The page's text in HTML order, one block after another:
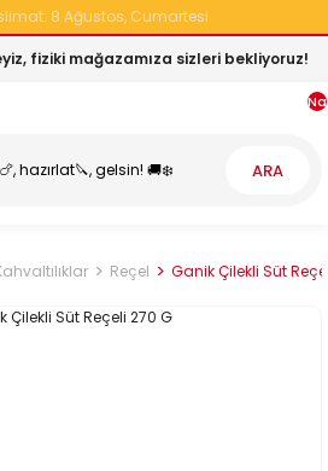
8 Ağustos, Cumartesi
fiziki mağazamıza sizleri bekliyoruz!
ARA
Reçel Ganik Çilekli Süt